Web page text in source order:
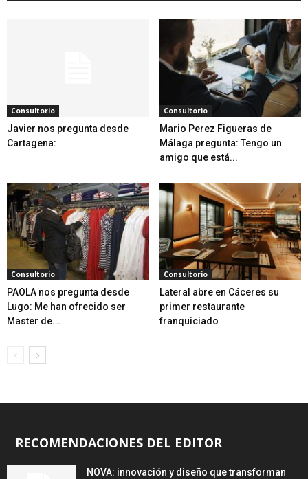
Consultorio
Javier nos pregunta desde
Cartagena:
Consultorio
Mario Perez Figueras de
Málaga pregunta: Tengo un
amigo que está...
Consultorio
PAOLA nos pregunta desde
Lugo: Me han ofrecido ser
Master de...
Consultorio
Lateral abre en Cáceres su
primer restaurante
franquiciado
RECOMENDACIONES DEL EDITOR
NOVA: innovación y diseño que transforman